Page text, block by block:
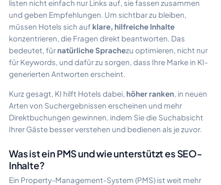
listen nicht einfach nur Links auf, sie fassen zusammen
und geben Empfehlungen. Um sichtbar zu bleiben,
müssen Hotels sich auf klare, hilfreiche Inhalte
konzentrieren, die Fragen direkt beantworten. Das
bedeutet, für natürliche Sprachezu optimieren, nicht nur
für Keywords, und dafür zu sorgen, dass Ihre Marke in KI-
generierten Antworten erscheint.
Kurz gesagt, KI hilft Hotels dabei, höher ranken, in neuen
Arten von Suchergebnissen erscheinen und mehr
Direktbuchungen gewinnen, indem Sie die Suchabsicht
Ihrer Gäste besser verstehen und bedienen als je zuvor.
Was ist ein PMS und wie unterstützt es SEO-
Inhalte?
Ein Property-Management-System (PMS) ist weit mehr